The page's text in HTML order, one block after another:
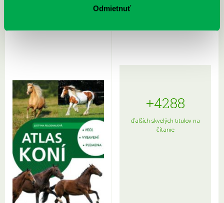
Odmietnuť
Rudź, Przemyslaw: Atlas hviezd:
Sprievodca po hviezdnej oblohe
Hardy, Paula: Japonsko na tanieri:
kompletný sprievodca
+4288
ďalších skvelých titulov na
čítanie